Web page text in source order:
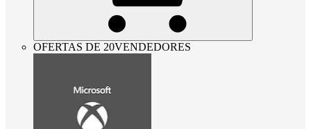
OFERTAS DE 20VENDEDORES